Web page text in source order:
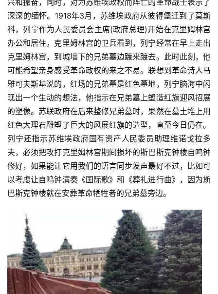
首
页
类
专
兴和振奋，同时，对为苏维埃政权而阵亡的革命战士表示了
深深的缅怀。1918年3月，苏维埃政府从彼得堡迁到了莫斯
科，列宁作为人民委员会主席(政府总理)开始在克里姆林宫
办公和居住。克里姆林宫的卫兵看到，列宁经常在早上走出
克里姆林宫，到城墙下的兄弟墓边踱来踱去。此时此刻，他
可能希望亲身感受革命政权的来之不易。联想到革命诗人马
雅可夫斯基说的，红场的兄弟墓是红色墓地，列宁脑海中闪
现出一个生动的想法，他指示在兄弟墓上塑造红旗迎风招展
的塑像。苏联政府在后来整修兄弟墓时，果然在墓土堆上用
红色大理石雕塑了巨大的风展红旗的造型，直至今日仍在。
列宁还指示苏维埃政府国有资产人民委员助理维诺戈拉多
夫，必须把攻打克里姆林宫期间损坏的斯巴斯克钟楼自鸣钟
修好，如果能让它用我们的语言同步发声最好不过，比如可
以考虑让自鸣钟演奏《国际歌》和《葬礼进行曲》，因为斯
巴斯克钟楼就在安葬革命牺牲者的兄弟墓旁边。